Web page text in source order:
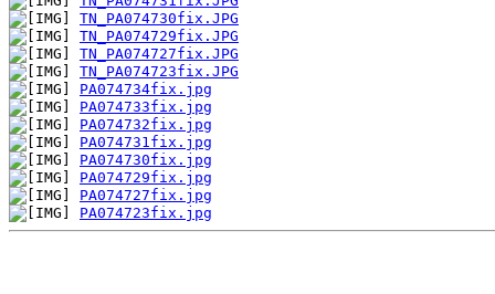
TN_PA074730fix.JPG
TN_PA074729fix.JPG
TN_PA074727fix.JPG
TN_PA074723fix.JPG
PA074734fix.jpg
PA074733fix.jpg
PA074732fix.jpg
PA074731fix.jpg
PA074730fix.jpg
PA074729fix.jpg
PA074727fix.jpg
PA074723fix.jpg